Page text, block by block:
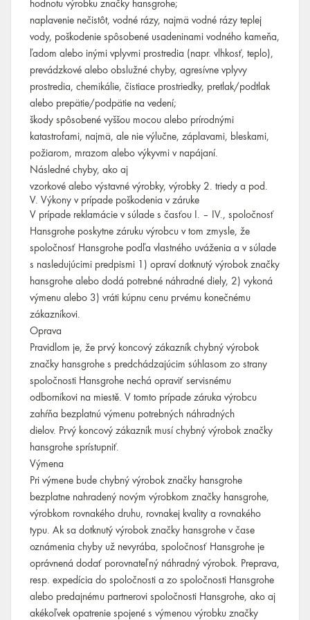
hodnotu výrobku značky hansgrohe;
naplavenie nečistôt, vodné rázy, najmä vodné rázy teplej
vody, poškodenie spôsobené usadeninami vodného kameňa,
ľadom alebo inými vplyvmi prostredia (napr. vlhkosť, teplo),
prevádzkové alebo obslužné chyby, agresívne vplyvy
prostredia, chemikálie, čistiace prostriedky, pretlak/podtlak
alebo prepätie/podpätie na vedení;
škody spôsobené vyššou mocou alebo prírodnými
katastrofami, najmä, ale nie výlučne, záplavami, bleskami,
požiarom, mrazom alebo výkyvmi v napájaní.
Následné chyby, ako aj
vzorkové alebo výstavné výrobky, výrobky 2. triedy a pod.
V. Výkony v prípade poškodenia v záruke
V prípade reklamácie v súlade s časťou I. – IV., spoločnosť
Hansgrohe poskytne záruku výrobcu v tom zmysle, že
spoločnosť Hansgrohe podľa vlastného uváženia a v súlade
s nasledujúcimi predpismi 1) opraví dotknutý výrobok značky
hansgrohe alebo dodá potrebné náhradné diely, 2) vykoná
výmenu alebo 3) vráti kúpnu cenu prvému konečnému
zákazníkovi.
Oprava
Pravidlom je, že prvý koncový zákazník chybný výrobok
značky hansgrohe s predchádzajúcim súhlasom zo strany
spoločnosti Hansgrohe nechá opraviť servisnému
odborníkovi na miestě. V tomto prípade záruka výrobcu
zahŕňa bezplatnú výmenu potrebných náhradných
dielov. Prvý koncový zákazník musí chybný výrobok značky
hansgrohe sprístupniť.
Výmena
Pri výmene bude chybný výrobok značky hansgrohe
bezplatne nahradený novým výrobkom značky hansgrohe,
výrobkom rovnakého druhu, rovnakej kvality a rovnakého
typu. Ak sa dotknutý výrobok značky hansgrohe v čase
oznámenia chyby už nevyrába, spoločnosť Hansgrohe je
oprávnená dodať porovnateľný náhradný výrobok. Preprava,
resp. expedícia do spoločnosti a zo spoločnosti Hansgrohe
alebo predajnému partnerovi spoločnosti Hansgrohe, ako aj
akékoľvek opatrenie spojené s výmenou výrobku značky